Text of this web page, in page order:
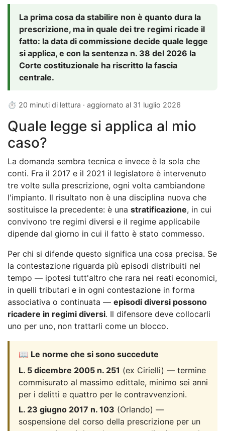
La prima cosa da stabilire non è quanto dura la
prescrizione, ma in quale dei tre regimi ricade il
fatto: la data di commissione decide quale legge
si applica, e con la sentenza n. 38 del 2026 la
Corte costituzionale ha riscritto la fascia
centrale.
⏱ 20 minuti di lettura · aggiornato al 31 luglio 2026
Quale legge si applica al mio
caso?
La domanda sembra tecnica e invece è la sola che
conti. Fra il 2017 e il 2021 il legislatore è intervenuto
tre volte sulla prescrizione, ogni volta cambiandone
l'impianto. Il risultato non è una disciplina nuova che
sostituisce la precedente: è una stratificazione, in cui
convivono tre regimi diversi e il regime applicabile
dipende dal giorno in cui il fatto è stato commesso.
Per chi si difende questo significa una cosa precisa. Se
la contestazione riguarda più episodi distribuiti nel
tempo — ipotesi tutt'altro che rara nei reati economici,
in quelli tributari e in ogni contestazione in forma
associativa o continuata — episodi diversi possono
ricadere in regimi diversi. Il difensore deve collocarli
uno per uno, non trattarli come un blocco.
📖 Le norme che si sono succedute
L. 5 dicembre 2005 n. 251 (ex Cirielli) — termine
commisurato al massimo edittale, minimo sei anni
per i delitti e quattro per le contravvenzioni.
L. 23 giugno 2017 n. 103 (Orlando) —
sospensione del corso della prescrizione per un